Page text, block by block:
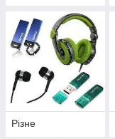
Різне